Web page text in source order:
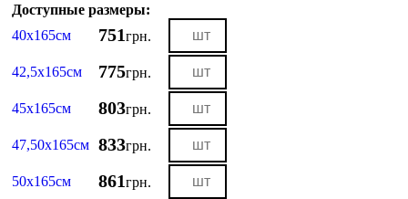
Доступные размеры:
40х165см
751грн.
42,5х165см 775грн.
45х165см 803грн.
47,50х165см 833грн.
50х165см 861грн.